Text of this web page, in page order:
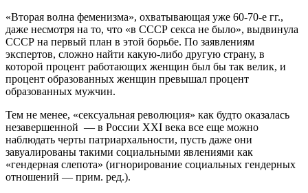
«Вторая волна феменизма», охватывающая уже 60-70-е гг.,
даже несмотря на то, что «в СССР секса не было», выдвинула
СССР на первый план в этой борьбе. По заявлениям
экспертов, сложно найти какую-либо другую страну, в
которой процент работающих женщин был бы так велик, и
процент образованных женщин превышал процент
образованных мужчин.
Тем не менее, «сексуальная революция» как будто оказалась
незавершенной — в России XXI века все еще можно
наблюдать черты патриархальности, пусть даже они
завуалированы такими социальными явлениями как
«гендерная слепота» (игнорирование социальных гендерных
отношений — прим. ред.).